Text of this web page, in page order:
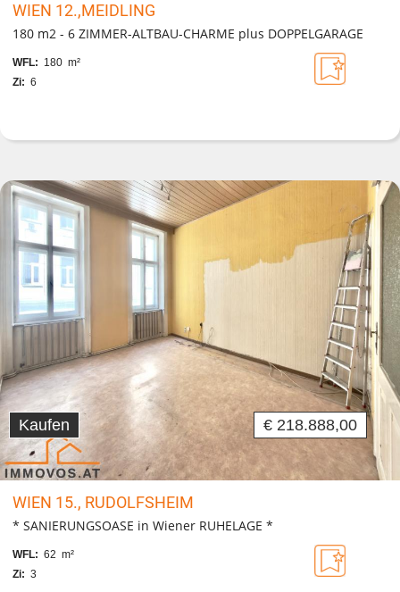
WIEN 12.,MEIDLING
180 m2 - 6 ZIMMER-ALTBAU-CHARME plus DOPPELGARAGE
WFL: 180 m²
Zi: 6
Kaufen € 218.888,00
WIEN 15., RUDOLFSHEIM
* SANIERUNGSOASE in Wiener RUHELAGE *
WFL: 62 m²
Zi: 3